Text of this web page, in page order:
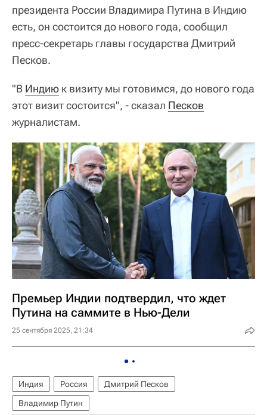
президента России Владимира Путина в Индию
есть, он состоится до нового года, сообщил
пресс-секретарь главы государства Дмитрий
Песков.
"В Индию к визиту мы готовимся, до нового года
этот визит состоится", - сказал Песков
журналистам.
Премьер Индии подтвердил, что ждет
Путина на саммите в Нью-Дели
25 сентября 2025, 21:34
Индия Россия
Дмитрий Песков
Владимир Путин